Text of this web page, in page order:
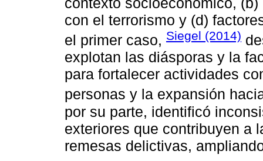
con el terrorismo y (d)
el primer caso, Siegel (2014)
explotan las diásporas y la
para fortalecer actividades
personas y la expansión
por su parte, identificó
exteriores que contribuyen a
remesas delictivas,